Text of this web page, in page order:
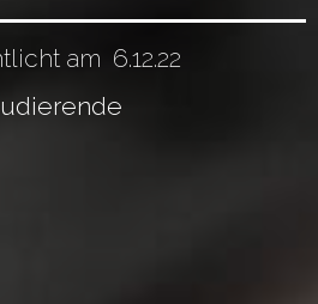
am 6.12.22